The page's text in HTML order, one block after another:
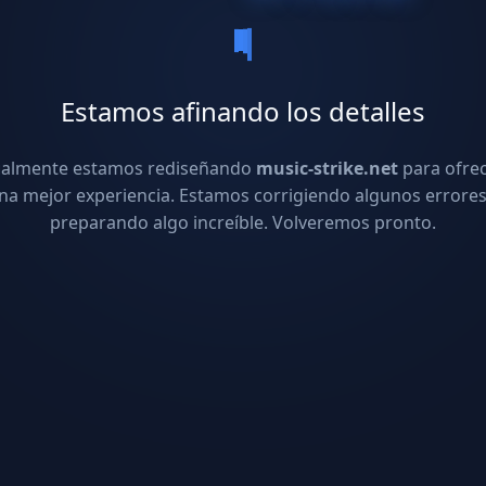
Estamos afinando los detalles
estamos rediseñando music-strike.net para
mejor experiencia. Estamos corrigiendo algunos
preparando algo increíble. Volveremos pronto.